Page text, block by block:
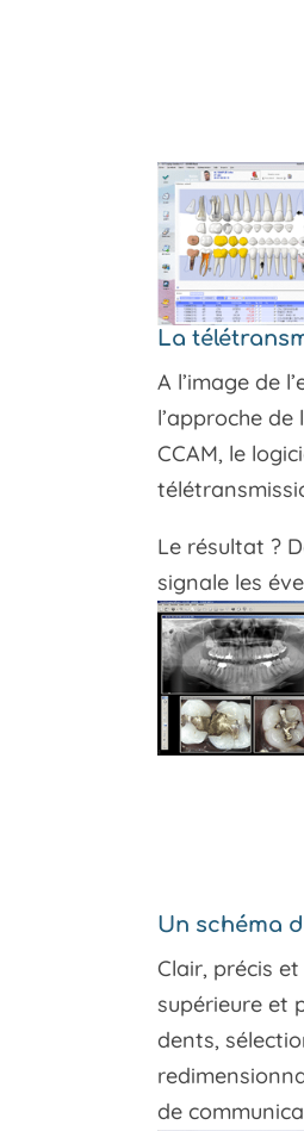
La
A l’image de
l’approche
CCAM, le
Le résultat ?
signale les
Un schéma
Clair, précis
supérieure et
dents,
de